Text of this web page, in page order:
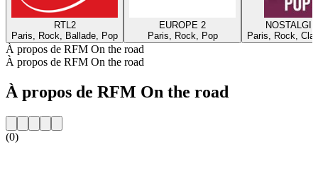
RTL2
Paris, Rock, Ballade, Pop
EUROPE 2
Paris, Rock, Pop
Paris, Rock,
À propos de RFM On the road
À propos de RFM On the road
À propos de RFM On the road
(0)